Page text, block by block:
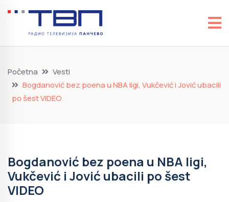
Početna
Vesti
Bogdanović bez poena u NBA ligi, Vukčević i Jović ubacili
po šest VIDEO
Bogdanović bez poena u NBA ligi,
Vukčević i Jović ubacili po šest
VIDEO